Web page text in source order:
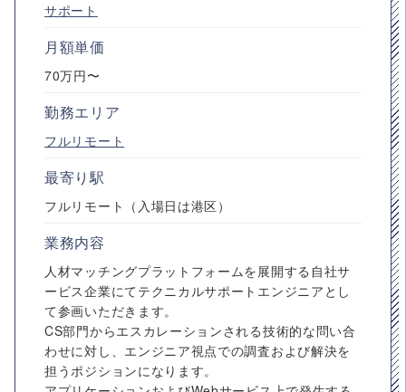
サポート
月額単価
70万円〜
勤務エリア
フルリモート
最寄り駅
フルリモート（入場日は港区）
業務内容
人材マッチングプラットフォームを展開する自社サ
ービス企業にてテクニカルサポートエンジニアとし
て参画いただきます。
CS部門からエスカレーションされる技術的な問い合
わせに対し、エンジニア視点での調査および解決を
担うポジションになります。